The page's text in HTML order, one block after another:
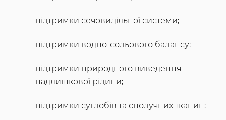
підтримки сечовидільної системи;
підтримки водно-сольового балансу;
підтримки природного виведення
надлишкової рідини;
підтримки суглобів та сполучних тканин;